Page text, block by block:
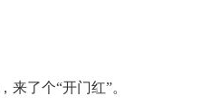
来了个“开门红”。